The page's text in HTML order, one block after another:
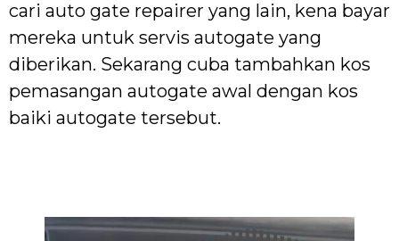
cari auto gate repairer yang lain, kena bayar
mereka untuk servis autogate yang
diberikan. Sekarang cuba tambahkan kos
pemasangan autogate awal dengan kos
baiki autogate tersebut.